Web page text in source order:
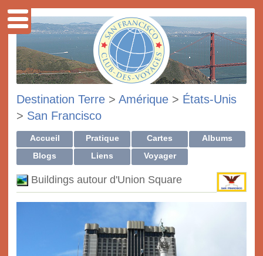
Destination Terre > Amérique > États-Unis
> San Francisco
Accueil Pratique Cartes
Albums
Blogs
Liens Voyager
Buildings autour d'Union Square